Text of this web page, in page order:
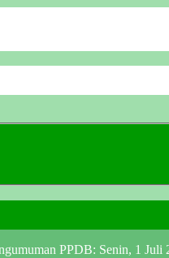
PPDB: Senin, 1 Juli